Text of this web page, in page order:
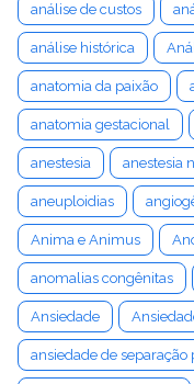
análise de custos
análise histórica
anatomia da paixão
anatomia gestacional
anestesia anestesia
aneuploidias
Anima e Animus
anomalias congênitas
Ansiedade
ansiedade de separação